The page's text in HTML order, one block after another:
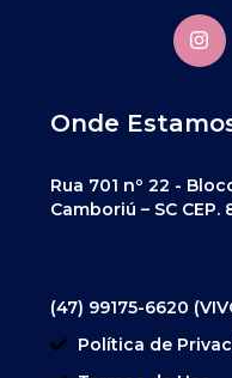
Onde
Rua 701 nº 22 -
Camboriú – SC CEP.
(47) 99175-6620
Política de